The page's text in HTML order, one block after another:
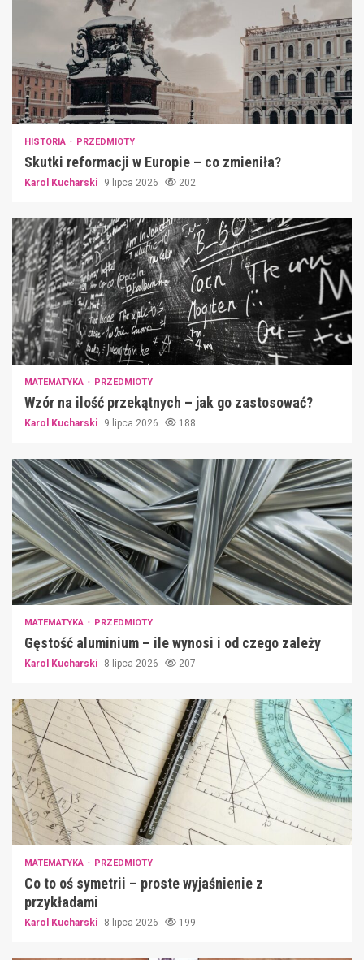
HISTORIA PRZEDMIOTY
Skutki reformacji w Europie – co zmieniła?
Karol Kucharski 9 lipca 2026 202
MATEMATYKA PRZEDMIOTY
Wzór na ilość przekątnych – jak go zastosować?
Karol Kucharski 9 lipca 2026 188
MATEMATYKA PRZEDMIOTY
Gęstość aluminium – ile wynosi i od czego zależy
Karol Kucharski 8 lipca 2026 207
MATEMATYKA PRZEDMIOTY
Co to oś symetrii – proste wyjaśnienie z
przykładami
Karol Kucharski 8 lipca 2026 199